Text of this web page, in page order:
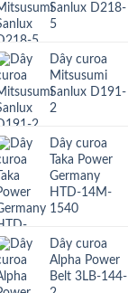
Sanlux D218-
5
Dây curoa
Mitsusumi
Sanlux D191-
2
Dây curoa
Taka Power
Germany
HTD-14M-
1540
Dây curoa
Alpha Power
Belt 3LB-144-